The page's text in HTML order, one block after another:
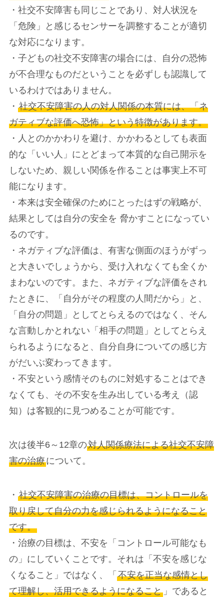
・社交不安障害も同じことであり、対人状況を
「危険」と感じるセンサーを調整することが適切
な対応になります。
・子どもの社交不安障害の場合には、自分の恐怖
が不合理なものだということを必ずしも認識して
いるわけではありません。
・ 社交不安障害の人の対人関係の本質には、「ネ
ガティブな評価へ恐怖」という特徴があります。
・人とのかかわりを避け、かかわるとしても表面
的な「いい人」にとどまって本質的な自己開示を
しないため、親しい関係を作ることは事実上不可
能になります。
・本来は安全確保のためにとったはずの戦略が、
結果としては自分の安全を 脅かすことになってい
るのです。
・ネガティブな評価は、有害な側面のほうがずっ
と大きいでしょうから、受け入れなくても全くか
まわないのです。また、ネガティブな評価をされ
たときに、「自分がその程度の人間だから」と、
「自分の問題」としてとらえるのではなく、そん
な言動しかとれない「相手の問題」としてとらえ
られるようになると、自分自身についての感じ方
がだいぶ変わってきます。
・不安という感情そのものに対処することはでき
なくても、その不安を生み出している考え（認
知）は客観的に見つめることが可能です。
次は後半6～12章の対人関係療法による社交不安障
害の治療について。
・ 社交不安障害の治療の目標は、コントロールを
取り戻して自分の力を感じられるようになること
です。
・治療の目標は、不安を「コントロール可能なも
の」にしていくことです。それは「不安を感じな
くなること」ではなく、「 不安を正当な感情とし
て理解し、活用できるようになること」であると